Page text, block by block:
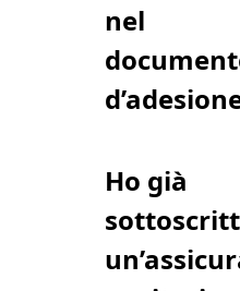
nel
Ho già